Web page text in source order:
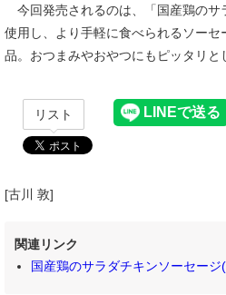
今回発売されるのは、「国産鶏のサ
使用し、より手軽に食べられるソー
品。おつまみやおやつにもピッタリと
リスト
[古川 敦]
関連リンク
国産鶏のサラダチキンソーセージ